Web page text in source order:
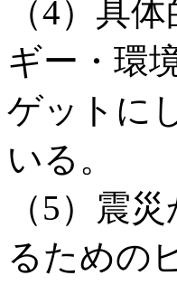
（4）具
ギー・環
ゲットに
いる。
（5）震
るための